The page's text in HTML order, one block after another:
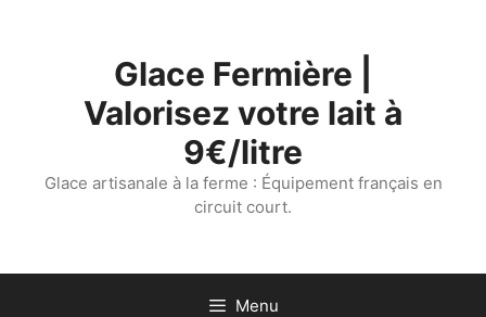
Glace Fermière |
Valorisez votre lait à
9€/litre
Glace artisanale à la ferme : Équipement français en
circuit court.
Menu